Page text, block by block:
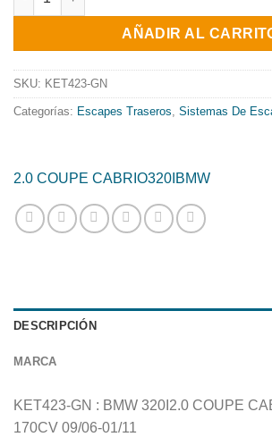
original
era:
373.89€.
AÑADIR AL
SKU: KET423-GN
Categorías: Escapes Traseros Sistemas De
2.0 COUPE CABRIO320I BMW
DESCRIPCIÓN
MARCA
KET423-GN : BMW 320I2.0 COUPE
170CV 09/06-01/11